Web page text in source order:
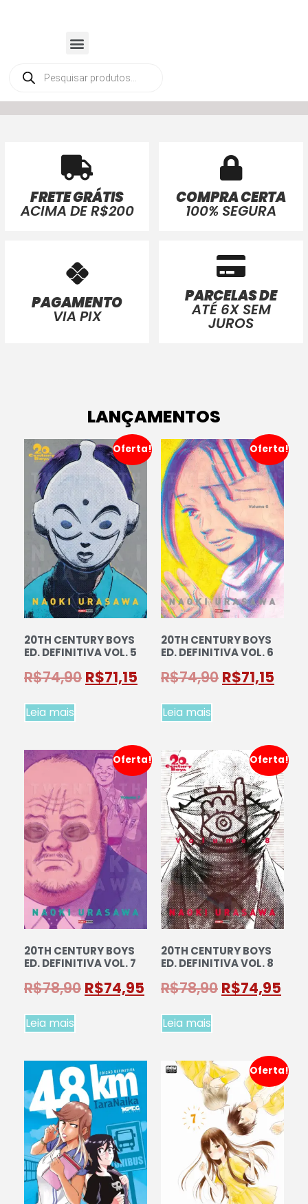
FRETE GRÁTIS
ACIMA DE R$200
COMPRA CERTA
100% SEGURA
PAGAMENTO
VIA PIX
PARCELAS DE
ATÉ 6X SEM
JUROS
LANÇAMENTOS
Oferta!
20TH CENTURY BOYS
ED. DEFINITIVA VOL. 5
R$74,90 R$71,15
Leia mais
Oferta!
20TH CENTURY BOYS
ED. DEFINITIVA VOL. 6
R$74,90 R$71,15
Leia mais
Oferta!
20TH CENTURY BOYS
ED. DEFINITIVA VOL. 7
R$78,90 R$74,95
Leia mais
Oferta!
20TH CENTURY BOYS
ED. DEFINITIVA VOL. 8
R$78,90 R$74,95
Leia mais
Oferta!